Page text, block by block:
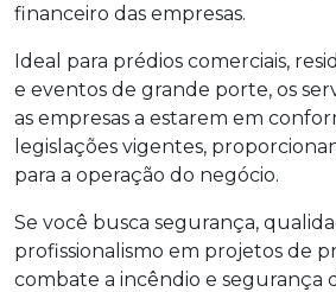
financeiro das empresas.
Ideal para prédios comerciais,
e eventos de grande porte, os
as empresas a estarem em
legislações vigentes,
para a operação do negócio.
Se você busca segurança,
profissionalismo em projetos de
combate a incêndio e segurança